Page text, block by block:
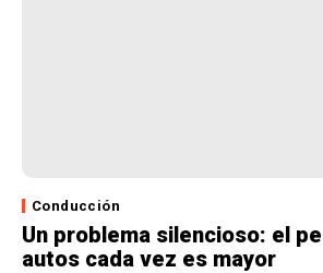
Conducción
Un problema silencioso: el
autos cada vez es mayor